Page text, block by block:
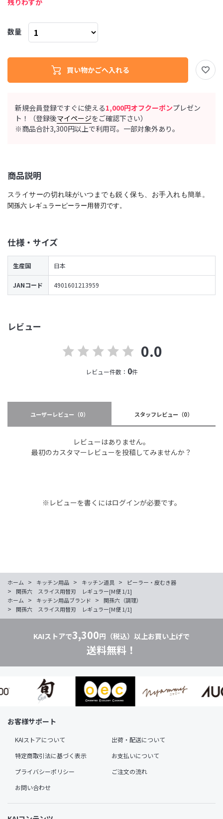
レビュー
0.0
レビュー件数： 0件
ユーザーレビュー （0） スタッフレビュー （0）
レビューはありません。
最初のカスタマーレビューを投稿してみませんか？
※レビューを書くにはログインが必要です。
新規会員登録ですぐに使える1,000円オフクーポンプレゼン
ト！（登録後マイページをご確認下さい）
※商品合計3,300円以上で利用可。一部対象外あり。
商品説明
スライサーの切れ味がいつまでも鋭く保ち、お手入れも簡単。
関孫六 レギュラーピーラー用替刃です。
仕様・サイズ
生産国 日本
JANコード 4901601213959
数量
ホーム > キッチン用品 > キッチン道具 > ピーラー・皮むき器
>
関孫六 スライス用替刃 レギュラー[M便 1/1]
ホーム
> キッチン用品ブランド > 関孫六（調理）
> 関孫六 スライス用替刃 レギュラー[M便 1/1]
KAIストアで3,300円（税込）以上お買い上げで
送料無料！
お客様サポート
KAIストアについて
出荷・配送について
特定商取引法に基づく表示
お支払いについて
プライバシーポリシー
ご注文の流れ
お問い合わせ